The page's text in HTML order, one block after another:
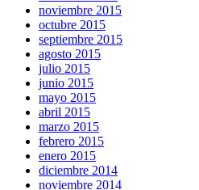
noviembre 2015
octubre 2015
septiembre 2015
agosto 2015
julio 2015
junio 2015
mayo 2015
abril 2015
marzo 2015
febrero 2015
enero 2015
diciembre 2014
noviembre 2014